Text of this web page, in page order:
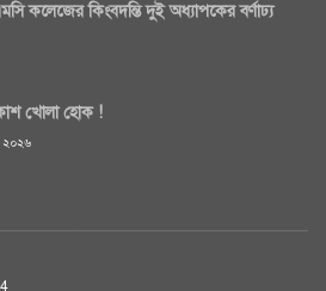
কলেজের কিংবদন্তি দুই অধ্যাপকের বর্ণাঢ্য
খোলা হোক !
২০২৬